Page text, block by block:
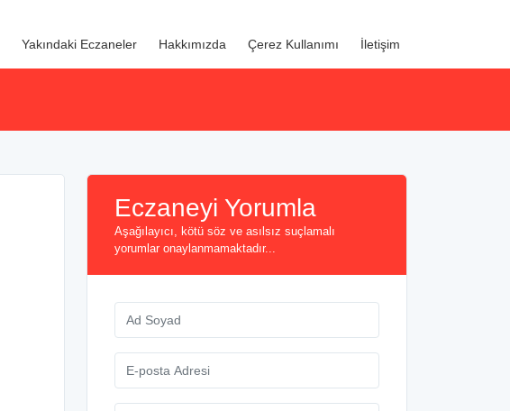
Yakındaki Eczaneler Hakkımızda Çerez Kullanımı İletişim
Eczaneyi Yorumla
Aşağılayıcı, kötü söz ve asılsız suçlamalı
yorumlar onaylanmamaktadır...